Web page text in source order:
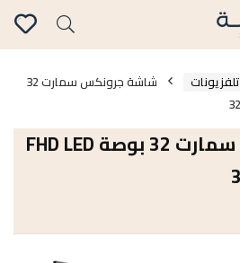
تلفزيونات
شاشة جرونكس سمارت 32
شاشة جرونكس سمارت 32 بوصة FHD LED